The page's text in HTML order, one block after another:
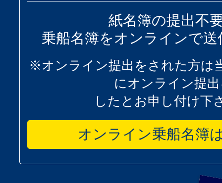
紙名簿の提出不
乗船名簿をオンラインで
※オンライン提出をされた方は
にオンライン提
したとお申し付け下
オンライン乗船名簿